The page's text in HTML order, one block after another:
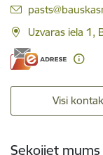
E-pasts:
Uzvaras iela 1,
Visi
Sekojiet mums